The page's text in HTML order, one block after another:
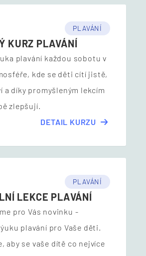
PLAVÁNÍ
KURZ PLAVÁNÍ
plavání každou sobotu v
kde se děti cítí jistě,
a díky promyšleným lekcím
zlepšují.
DETAIL KURZU
PLAVÁNÍ
LEKCE PLAVÁNÍ
pro Vás novinku -
plavání pro Vaše děti.
aby se vaše dítě co nejvíce